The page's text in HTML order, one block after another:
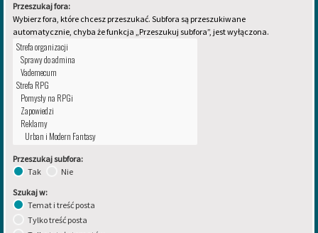
Przeszukaj fora:
Wybierz fora, które chcesz przeszukać. Subfora są przeszukiwane
automatycznie, chyba że funkcja „Przeszukuj subfora”, jest wyłączona.
Przeszukaj subfora:
Tak
Nie
Szukaj w:
Temat i treść posta
Tylko treść posta